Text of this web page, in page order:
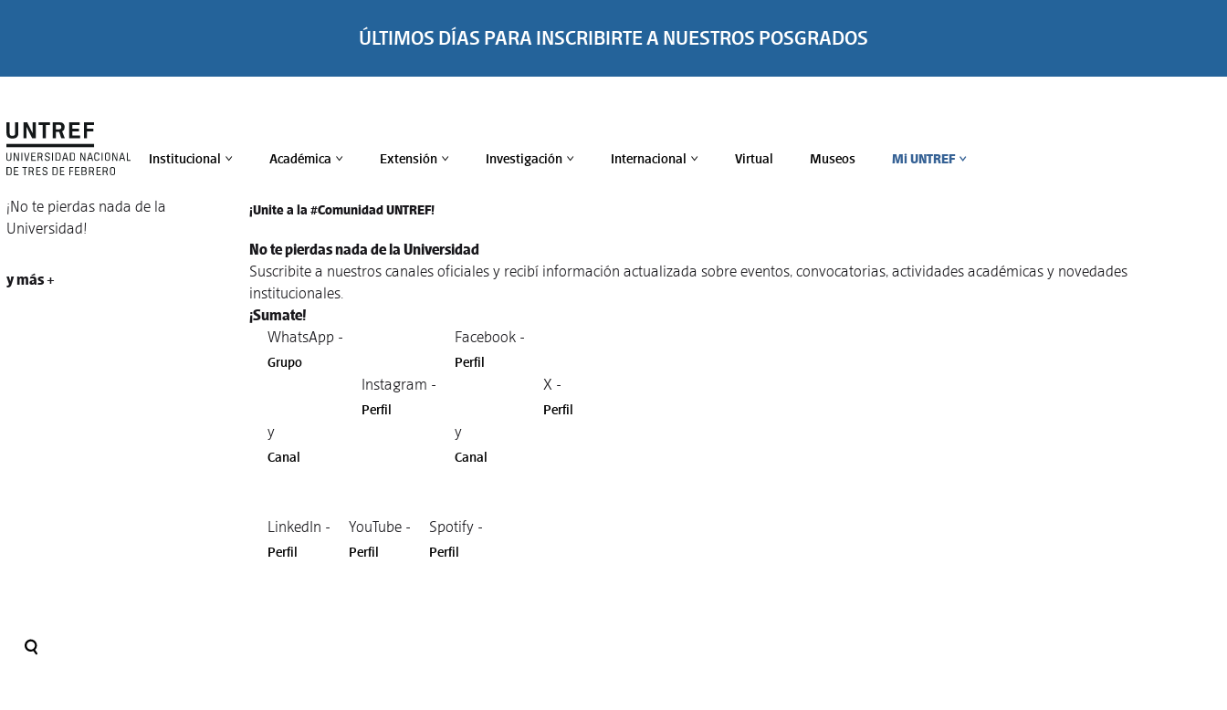
ÚLTIMOS DÍAS PARA INSCRIBIRTE A NUESTROS POSGRADOS
Institucional > Académica > Extensión > Investigación > Internacional > Virtual Museos Mi UNTREF >
¡No te pierdas nada de la
Universidad!
y más +
¡Unite a la #Comunidad UNTREF!
No te pierdas nada de la Universidad
Suscribite a nuestros canales oficiales y recibí información actualizada sobre eventos, convocatorias, actividades académicas y novedades
institucionales.
¡Sumate!
WhatsApp -
Grupo
y
Canal
Instagram -
Perfil
Facebook -
Perfil
y
Canal
X -
Perfil
LinkedIn -
Perfil
YouTube -
Perfil
Spotify -
Perfil